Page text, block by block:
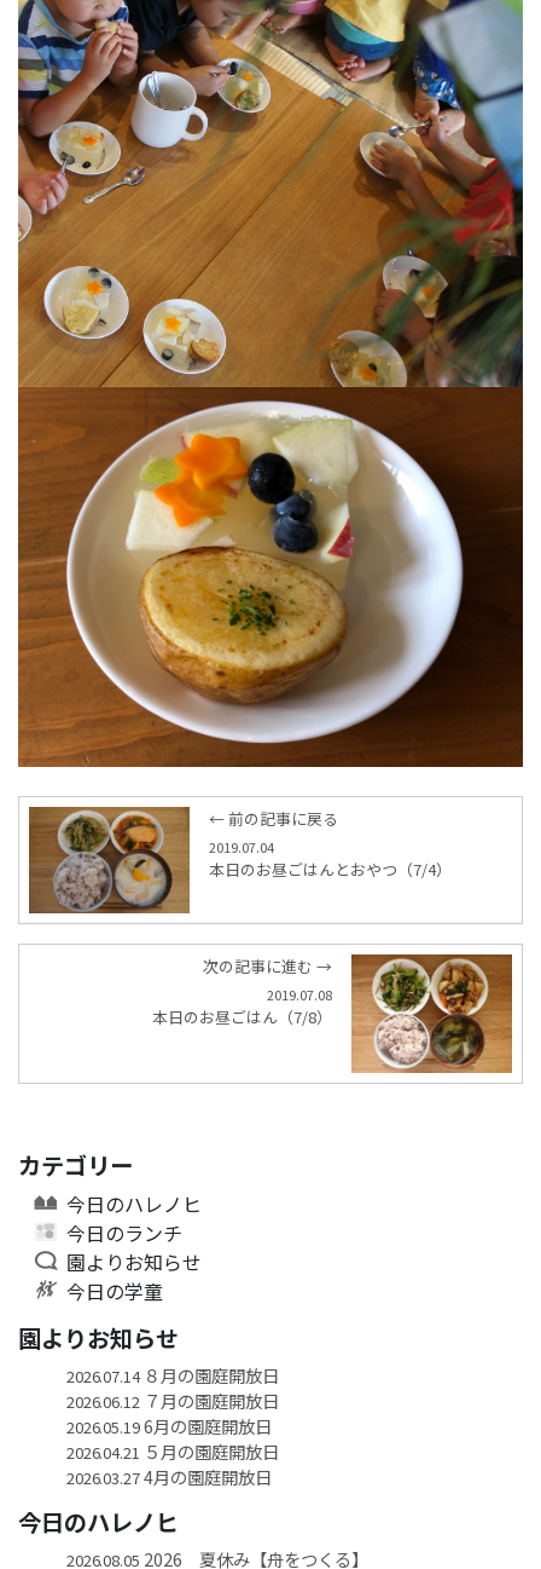
← 前の記事に戻る
2019.07.04
本日のお昼ごはんとおやつ（7/4）
次の記事に進む →
2019.07.08
本日のお昼ごはん（7/8）
カテゴリー
今日のハレノヒ
今日のランチ
園よりお知らせ
今日の学童
園よりお知らせ
2026.07.14８月の園庭開放日
2026.06.12 ７月の園庭開放日
2026.05.196月の園庭開放日
2026.04.21 ５月の園庭開放日
2026.03.274月の園庭開放日
今日のハレノヒ
2026.08.05 2026 夏休み【舟をつくる】